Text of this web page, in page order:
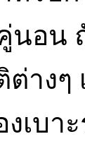
นอน
างๆ
งเบ